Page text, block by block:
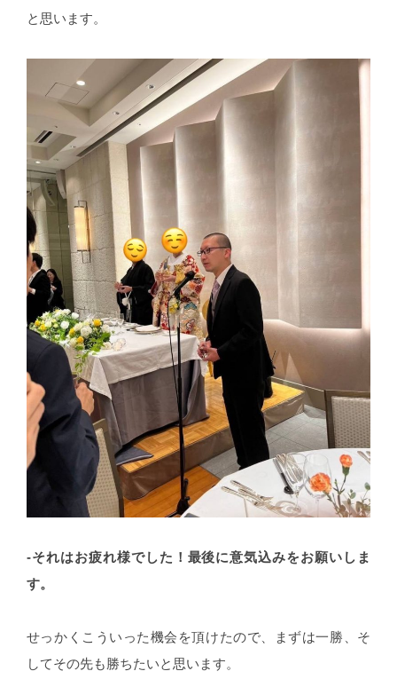
と思います。
-それはお疲れ様でした！最後に意気込みをお願いしま
す。
せっかくこういった機会を頂けたので、まずは一勝、そ
してその先も勝ちたいと思います。